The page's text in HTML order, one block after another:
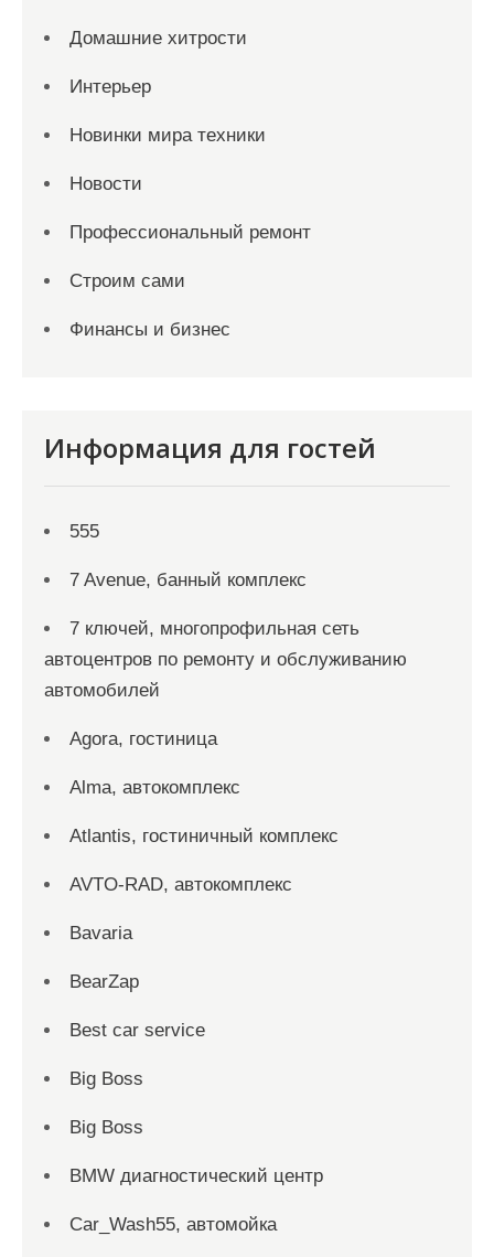
Домашние хитрости
Интерьер
Новинки мира техники
Новости
Профессиональный ремонт
Строим сами
Финансы и бизнес
Информация для гостей
555
7 Avenue, банный комплекс
7 ключей, многопрофильная сеть
автоцентров по ремонту и обслуживанию
автомобилей
Agora, гостиница
Alma, автокомплекс
Atlantis, гостиничный комплекс
AVTO-RAD, автокомплекс
Bavaria
BearZap
Best car service
Big Boss
Big Boss
BMW диагностический центр
Car_Wash55, автомойка